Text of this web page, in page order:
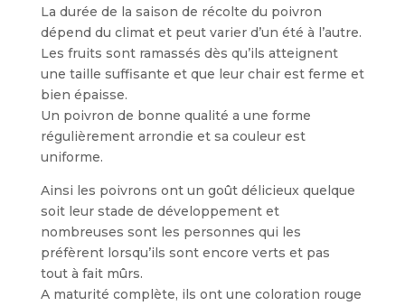
La durée de la saison de récolte du poivron
dépend du climat et peut varier d’un été à l’autre.
Les fruits sont ramassés dès qu’ils atteignent
une taille suffisante et que leur chair est ferme et
bien épaisse.
Un poivron de bonne qualité a une forme
régulièrement arrondie et sa couleur est
uniforme.
Ainsi les poivrons ont un goût délicieux quelque
soit leur stade de développement et
nombreuses sont les personnes qui les
préfèrent lorsqu’ils sont encore verts et pas
tout à fait mûrs.
A maturité complète, ils ont une coloration rouge